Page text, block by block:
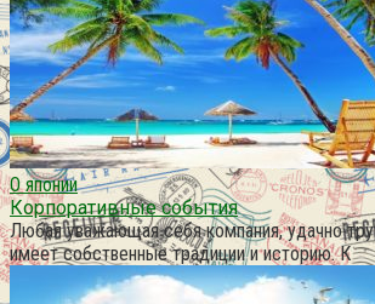
О японии
Корпоративные события
Любая уважающая себя компания, удачно
имеет собственные традиции и историю. К